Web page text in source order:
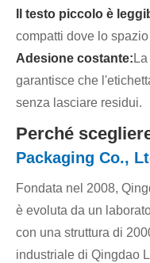
Il testo piccolo è
compatti dove lo
Adesione costante:
garantisce che
senza lasciare residui.
Perché
Packaging Co.,
Fondata nel 2008,
è evoluta da un
con una struttura di
industriale di Qingdao